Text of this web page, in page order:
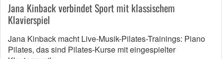
Jana Kinback verbindet Sport mit klassischem
Klavierspiel
Jana Kinback macht Live-Musik-Pilates-Trainings: Piano
Pilates, das sind Pilates-Kurse mit eingespielter